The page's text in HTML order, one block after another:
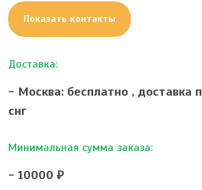
Показать контакты
Доставка:
- Москва: бесплатно , доставка
снг
Минимальная сумма заказа:
- 10000 ₽